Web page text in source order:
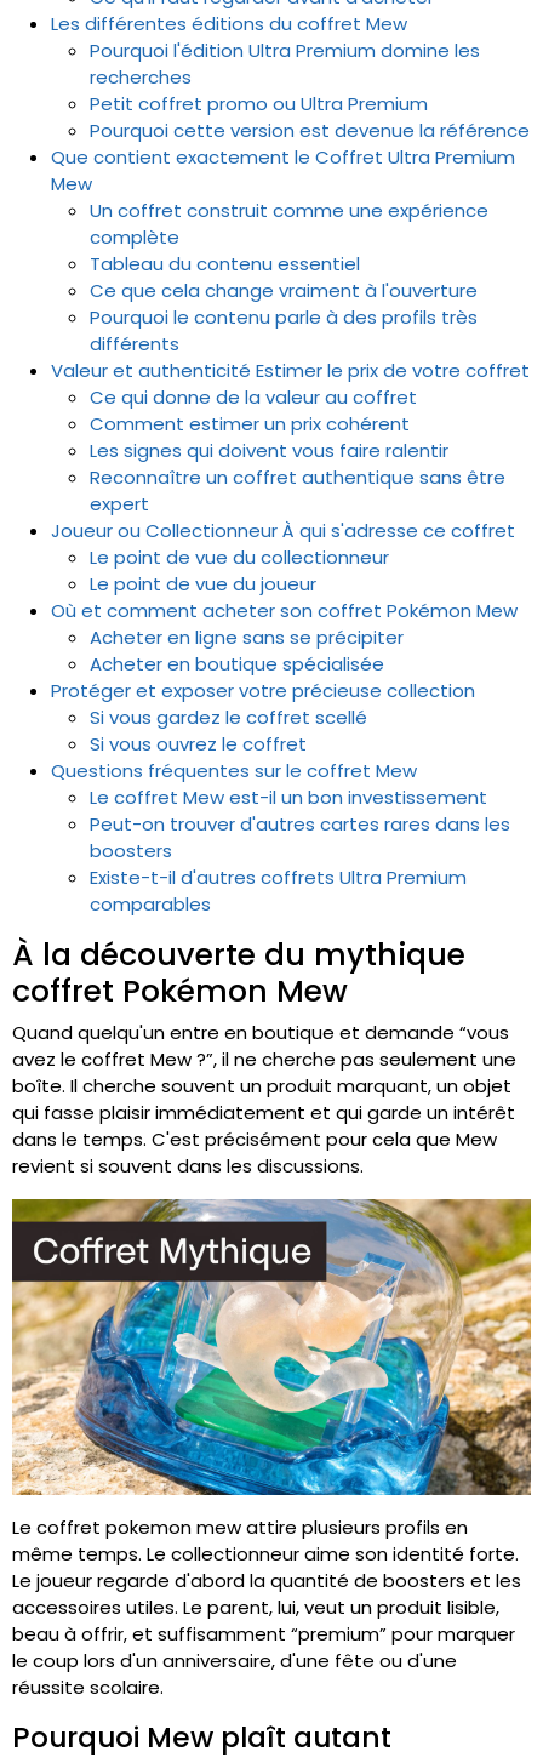
Les différentes éditions du coffret Mew
Pourquoi l'édition Ultra Premium domine les
recherches
Petit coffret promo ou Ultra Premium
Pourquoi cette version est devenue la référence
Que contient exactement le Coffret Ultra Premium
Mew
Un coffret construit comme une expérience
complète
Tableau du contenu essentiel
Ce que cela change vraiment à l'ouverture
Pourquoi le contenu parle à des profils très
différents
Valeur et authenticité Estimer le prix de votre coffret
Ce qui donne de la valeur au coffret
Comment estimer un prix cohérent
Les signes qui doivent vous faire ralentir
Reconnaître un coffret authentique sans être
expert
Joueur ou Collectionneur À qui s'adresse ce coffret
Le point de vue du collectionneur
Le point de vue du joueur
Où et comment acheter son coffret Pokémon Mew
Acheter en ligne sans se précipiter
Acheter en boutique spécialisée
Protéger et exposer votre précieuse collection
Si vous gardez le coffret scellé
Si vous ouvrez le coffret
Questions fréquentes sur le coffret Mew
Le coffret Mew est-il un bon investissement
Peut-on trouver d'autres cartes rares dans les
boosters
Existe-t-il d'autres coffrets Ultra Premium
comparables
À la découverte du mythique
coffret Pokémon Mew
Quand quelqu'un entre en boutique et demande “vous
avez le coffret Mew ?”, il ne cherche pas seulement une
boîte. Il cherche souvent un produit marquant, un objet
qui fasse plaisir immédiatement et qui garde un intérêt
dans le temps. C'est précisément pour cela que Mew
revient si souvent dans les discussions.
Le coffret pokemon mew attire plusieurs profils en
même temps. Le collectionneur aime son identité forte.
Le joueur regarde d'abord la quantité de boosters et les
accessoires utiles. Le parent, lui, veut un produit lisible,
beau à offrir, et suffisamment “premium” pour marquer
le coup lors d'un anniversaire, d'une fête ou d'une
réussite scolaire.
Pourquoi Mew plaît autant